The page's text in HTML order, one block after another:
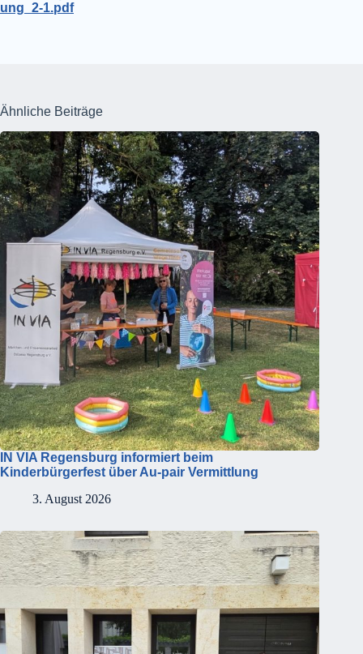
ung_2-1.pdf
Ähnliche Beiträge
IN VIA Regensburg informiert beim
Kinderbürgerfest über Au-pair Vermittlung
3. August 2026